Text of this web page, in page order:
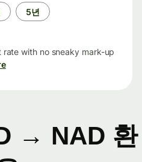
5년
with no sneaky mark-up
→ NAD 환